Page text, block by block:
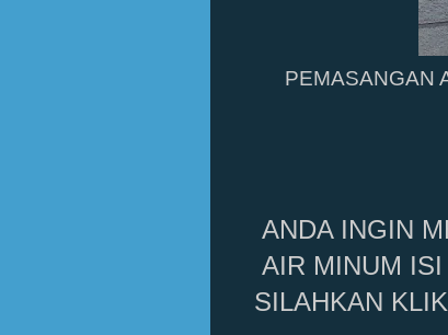
PEMASANGAN
ANDA INGIN
AIR MINUM
SILAHKAN